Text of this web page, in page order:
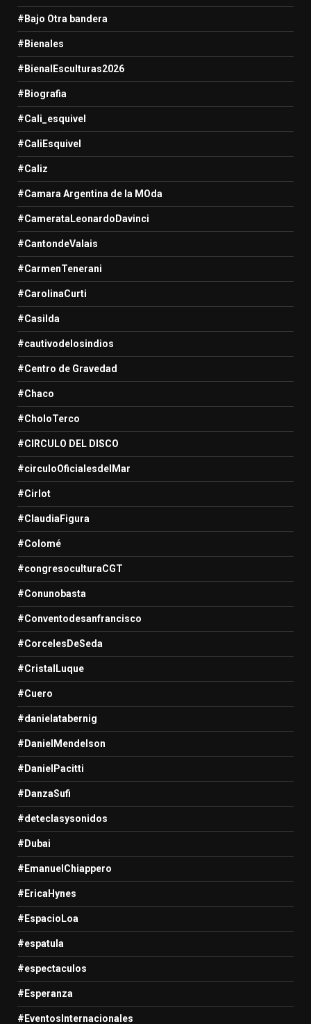
#Bajo Otra bandera
#Bienales
#BienalEsculturas2026
#Biografia
#Cali_esquivel
#CaliEsquivel
#Caliz
#Camara Argentina de la MOda
#CamerataLeonardoDavinci
#CantondeValais
#CarmenTenerani
#CarolinaCurti
#Casilda
#cautivodelosindios
#Centro de Gravedad
#Chaco
#CholoTerco
#CIRCULO DEL DISCO
#circuloOficialesdelMar
#Cirlot
#ClaudiaFigura
#Colomé
#congresoculturaCGT
#Conunobasta
#Conventodesanfrancisco
#CorcelesDeSeda
#CristalLuque
#Cuero
#danielatabernig
#DanielMendelson
#DanielPacitti
#DanzaSufi
#deteclasysonidos
#Dubai
#EmanuelChiappero
#EricaHynes
#EspacioLoa
#espatula
#espectaculos
#Esperanza
#EventosInternacionales